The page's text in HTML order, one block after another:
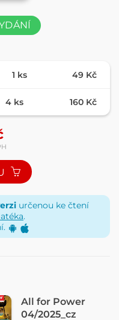
1 ks 49 Kč
4 ks 160 Kč
určenou ke čtení
.
All for Power
04/2025_cz